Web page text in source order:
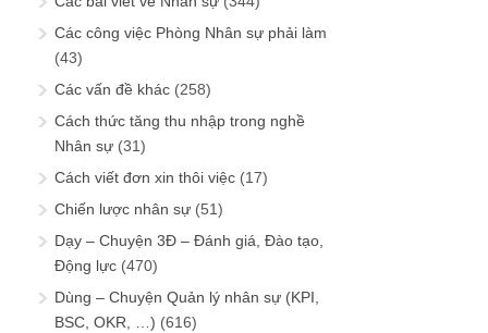
Các công việc Phòng Nhân sự phải làm
(43)
Các vấn đề khác (258)
Cách thức tăng thu nhập trong nghề
Nhân sự (31)
Cách viết đơn xin thôi việc (17)
Chiến lược nhân sự (51)
Dạy – Chuyện 3Đ – Đánh giá, Đào tạo,
Động lực (470)
Dùng – Chuyện Quản lý nhân sự (KPI,
BSC, OKR, …) (616)